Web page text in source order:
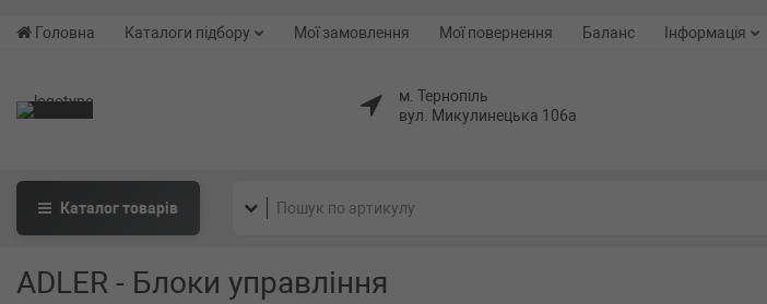
Головна Каталоги підбору Мої замовлення Мої повернення Баланс Інформація
м. Тернопіль
вул. Микулинецька 106а
Каталогтоварів
ADLER - Блоки управління